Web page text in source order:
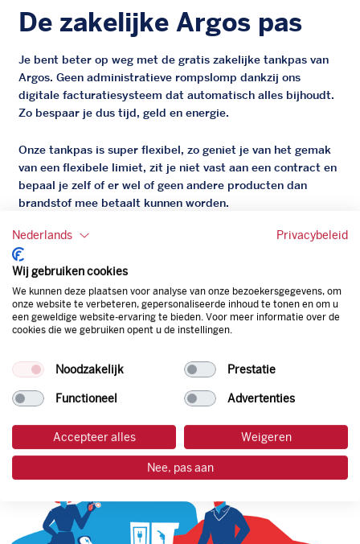
De zakelijke Argos pas
Je bent beter op weg met de gratis zakelijke tankpas van
Argos. Geen administratieve rompslomp dankzij ons
digitale facturatiesysteem dat automatisch alles bijhoudt.
Zo bespaar je dus tijd, geld en energie.
Onze tankpas is super flexibel, zo geniet je van het gemak
van een flexibele limiet, zit je niet vast aan een contract en
bepaal je zelf of er wel of geen andere producten dan
brandstof mee betaalt kunnen worden.
korting. Mocht de pompprijs toch lager zijn dan betaal je
natuurlijk de prijs aan de pomp. Zo ben je altijd verzekerd
van de laagste prijs.
tankpas aanvragen
laadpas aanvragen
Nederlands Privacybeleid
Wij gebruiken cookies
We kunnen deze plaatsen voor analyse van onze bezoekersgegevens, om
onze website te verbeteren, gepersonaliseerde inhoud te tonen en om u
een geweldige website-ervaring te bieden. Voor meer informatie over de
cookies die we gebruiken opent u de instellingen.
Noodzakelijk Prestatie
Functioneel Advertenties
Accepteer alles Weigeren
Nee, pas aan